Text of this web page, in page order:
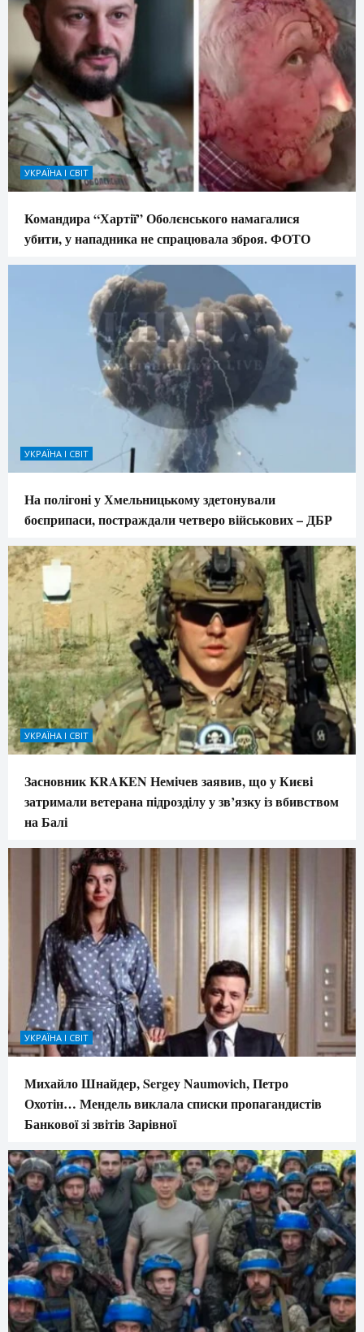
УКРАЇНА І СВІТ
Командира “Хартії” Оболєнського намагалися
убити, у нападника не спрацювала зброя. ФОТО
УКРАЇНА І СВІТ
На полігоні у Хмельницькому здетонували
боєприпаси, постраждали четверо військових – ДБР
УКРАЇНА І СВІТ
Засновник KRAKEN Немічев заявив, що у Києві
затримали ветерана підрозділу у зв’язку із вбивством
на Балі
УКРАЇНА І СВІТ
Михайло Шнайдер, Sergey Naumovich, Петро
Охотін… Мендель виклала списки пропагандистів
Банкової зі звітів Зарівної